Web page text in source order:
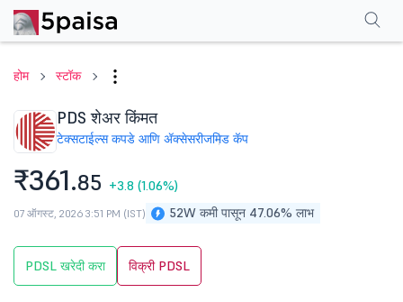
होम स्टॉक
PDS शेअर किंमत
टेक्सटाईल्स कपडे आणि ॲक्सेसरीजमिड कॅप
₹361.85 +3.8 (1.06%)
52W कमी पासून 47.06% लाभ
07 ऑगस्ट, 2026 3:51 PM (IST)
PDSL खरेदी करा विक्री PDSL
परफॉर्मन्सफायनान्शियल्स एफएक्यू